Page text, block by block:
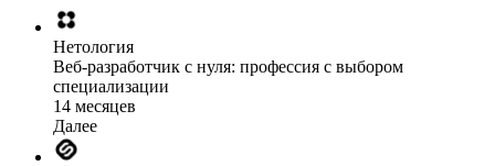
Нетология
Веб-разработчик с нуля: профессия с выбором
специализации
14 месяцев
Далее